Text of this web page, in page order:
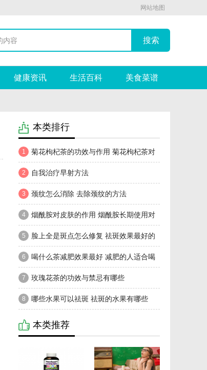
网站地图
健康资讯 生活百科 美食菜谱
本类排行
1 菊花枸杞茶的功效与作用 菊花枸杞茶对
身体的好处
2 自我治疗早射方法
3 颈纹怎么消除 去除颈纹的方法
4 烟酰胺对皮肤的作用 烟酰胺长期使用对
皮肤有害吗
5 脸上全是斑点怎么修复 祛斑效果最好的
方法
6 喝什么茶减肥效果最好 减肥的人适合喝
什么茶
7 玫瑰花茶的功效与禁忌有哪些
8 哪些水果可以祛斑 祛斑的水果有哪些
本类推荐